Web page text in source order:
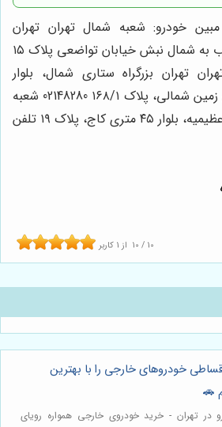
خودرو: شعبه شمال تهران تهران
ابتدای بلوار قیطریه جنوب به شمال نبش خیابان تواضعی پلاک ۱۵
تهران تهران بزرگراه ستاری شمال، بلوار
میرزابابایی، بعد از ایران زمین شمالی، پلاک ۱۶۸/۱ 02148280 شعبه
استان البرز استان البرز، عظیمیه، بلوار ۴۵ متری کاج، پلاک ۱۹ تلفن
10 / 10 از 1 کاربر
خودروهای خارجی را با بهترین
🚗
در تهران - خرید خودروی خارجی همواره رویای